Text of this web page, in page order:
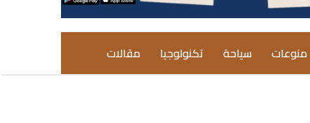
منوعات سياحة تكنولوجيا مقالات